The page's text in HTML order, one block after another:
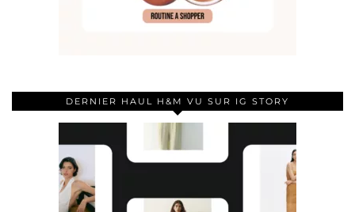
DERNIER HAUL H&M VU SUR IG STORY